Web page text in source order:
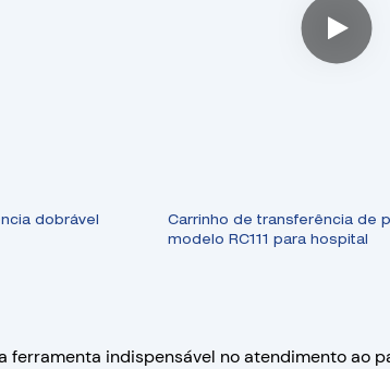
dobrável
Carrinho de transferência de
modelo RC111 para hospital
ferramenta indispensável no atendimento ao